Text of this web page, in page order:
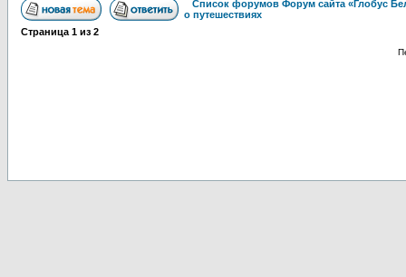
Список форумов Форум сайта «Глобус
о путешествиях
Страница 1 из 2